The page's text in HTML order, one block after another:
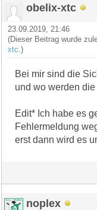
obelix-xtc
23.09.2019, 21:46
(Dieser Beitrag wurde
xtc .)
Bei mir sind die
und wo werden
Edit* Ich habe es
Fehlermeldung
erst dann wird es
noplex